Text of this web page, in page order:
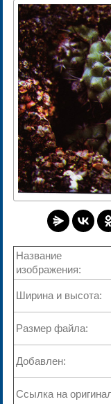
Название
изображения:
Ширина и высота:
Размер файла:
Добавлен:
Ссылка на